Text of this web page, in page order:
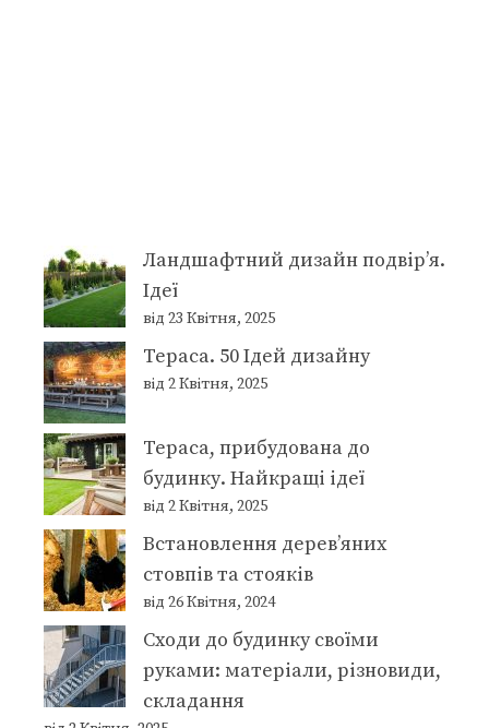
Ландшафтний дизайн подвір’я.
Ідеї
від 23 Квітня, 2025
Тераса. 50 Ідей дизайну
від 2 Квітня, 2025
Тераса, прибудована до
будинку. Найкращі ідеї
від 2 Квітня, 2025
Встановлення дерев’яних
стовпів та стояків
від 26 Квітня, 2024
Сходи до будинку своїми
руками: матеріали, різновиди,
складання